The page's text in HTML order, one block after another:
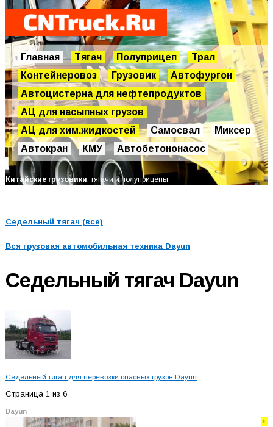
Главная Тягач Полуприцеп
Трал
Контейнеровоз
Грузовик
Автофургон
Автоцистерна для нефтепродуктов
АЦ для насыпных грузов
АЦ для хим.жидкостей
Самосвал
Миксер
Автокран
КМУ Автобетононасос
Китайские грузовики, тягачи и полуприцепы
Седельный тягач (все)
Вся грузовая автомобильная техника Dayun
Седельный тягач Dayun
Седельный тягач для перевозки опасных грузов Dayun
Страница 1 из 6
Dayun
1